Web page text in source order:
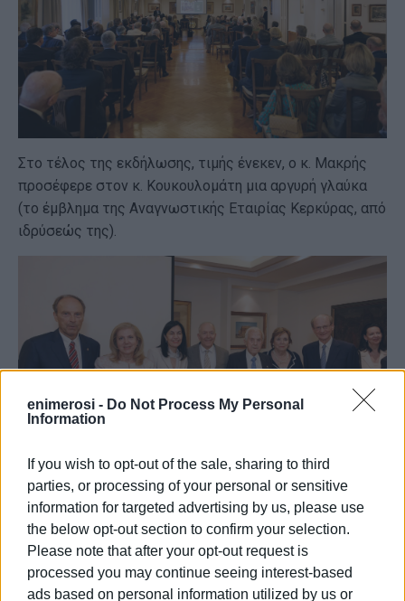
enimerosi - Do Not Process My Personal
Information
If you wish to opt-out of the sale, sharing to third
parties, or processing of your personal or sensitive
information for targeted advertising by us, please use
the below opt-out section to confirm your selection.
Please note that after your opt-out request is
processed you may continue seeing interest-based
ads based on personal information utilized by us or
Στο τέλος της εκδήλωσης, τιμής ένεκεν, ο κ. Μακρής
προσέφερε στον κ. Κουκουλομάτη μια αργυρή γλαύκα
(το έμβλημα της Αναγνωστικής Εταιρίας Κερκύρας, από
ιδρύσεώς της).
Την εκδήλωση τίμησαν με την παρουσία τους: ο
Υφυπουργός Ναυτιλίας και Νησιωτικής Πολιτικής κ.
Στέφανος Γκίκας, ο Αρχηγός ΓΕΕΘΑ, Στρατηγός
Δημήτριος Χούπης, ο Υπαρχηγός ΓΕΣ Αντιστράτηγος
Ανδρέας Κορωνάκης, ο Πρόεδρος του Εθνικού